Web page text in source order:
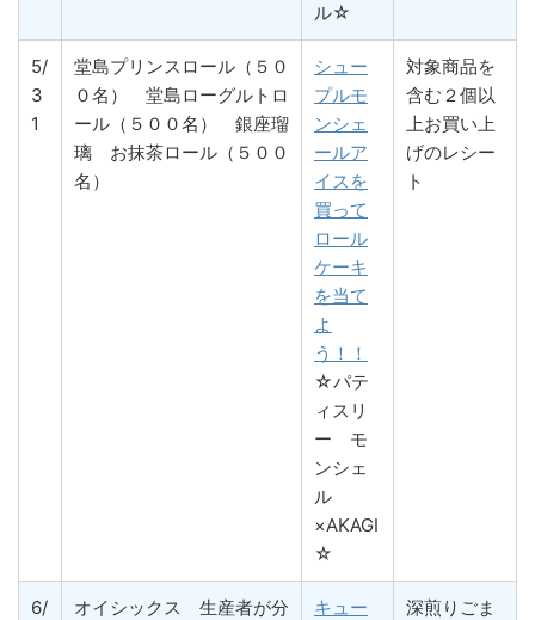
ル☆
5/
3
1
堂島プリンスロール（５０
０名） 堂島ローグルトロ
ール（５００名） 銀座瑠
璃 お抹茶ロール（５００
名）
シュー
プルモ
ンシェ
ールア
イスを
買って
ロール
ケーキ
を当て
よ
う！！
☆パテ
ィスリ
ー モ
ンシェ
ル
×AKAGI
☆
対象商品を
含む２個以
上お買い上
げのレシー
ト
6/
オイシックス 生産者が分
キュー
深煎りごま